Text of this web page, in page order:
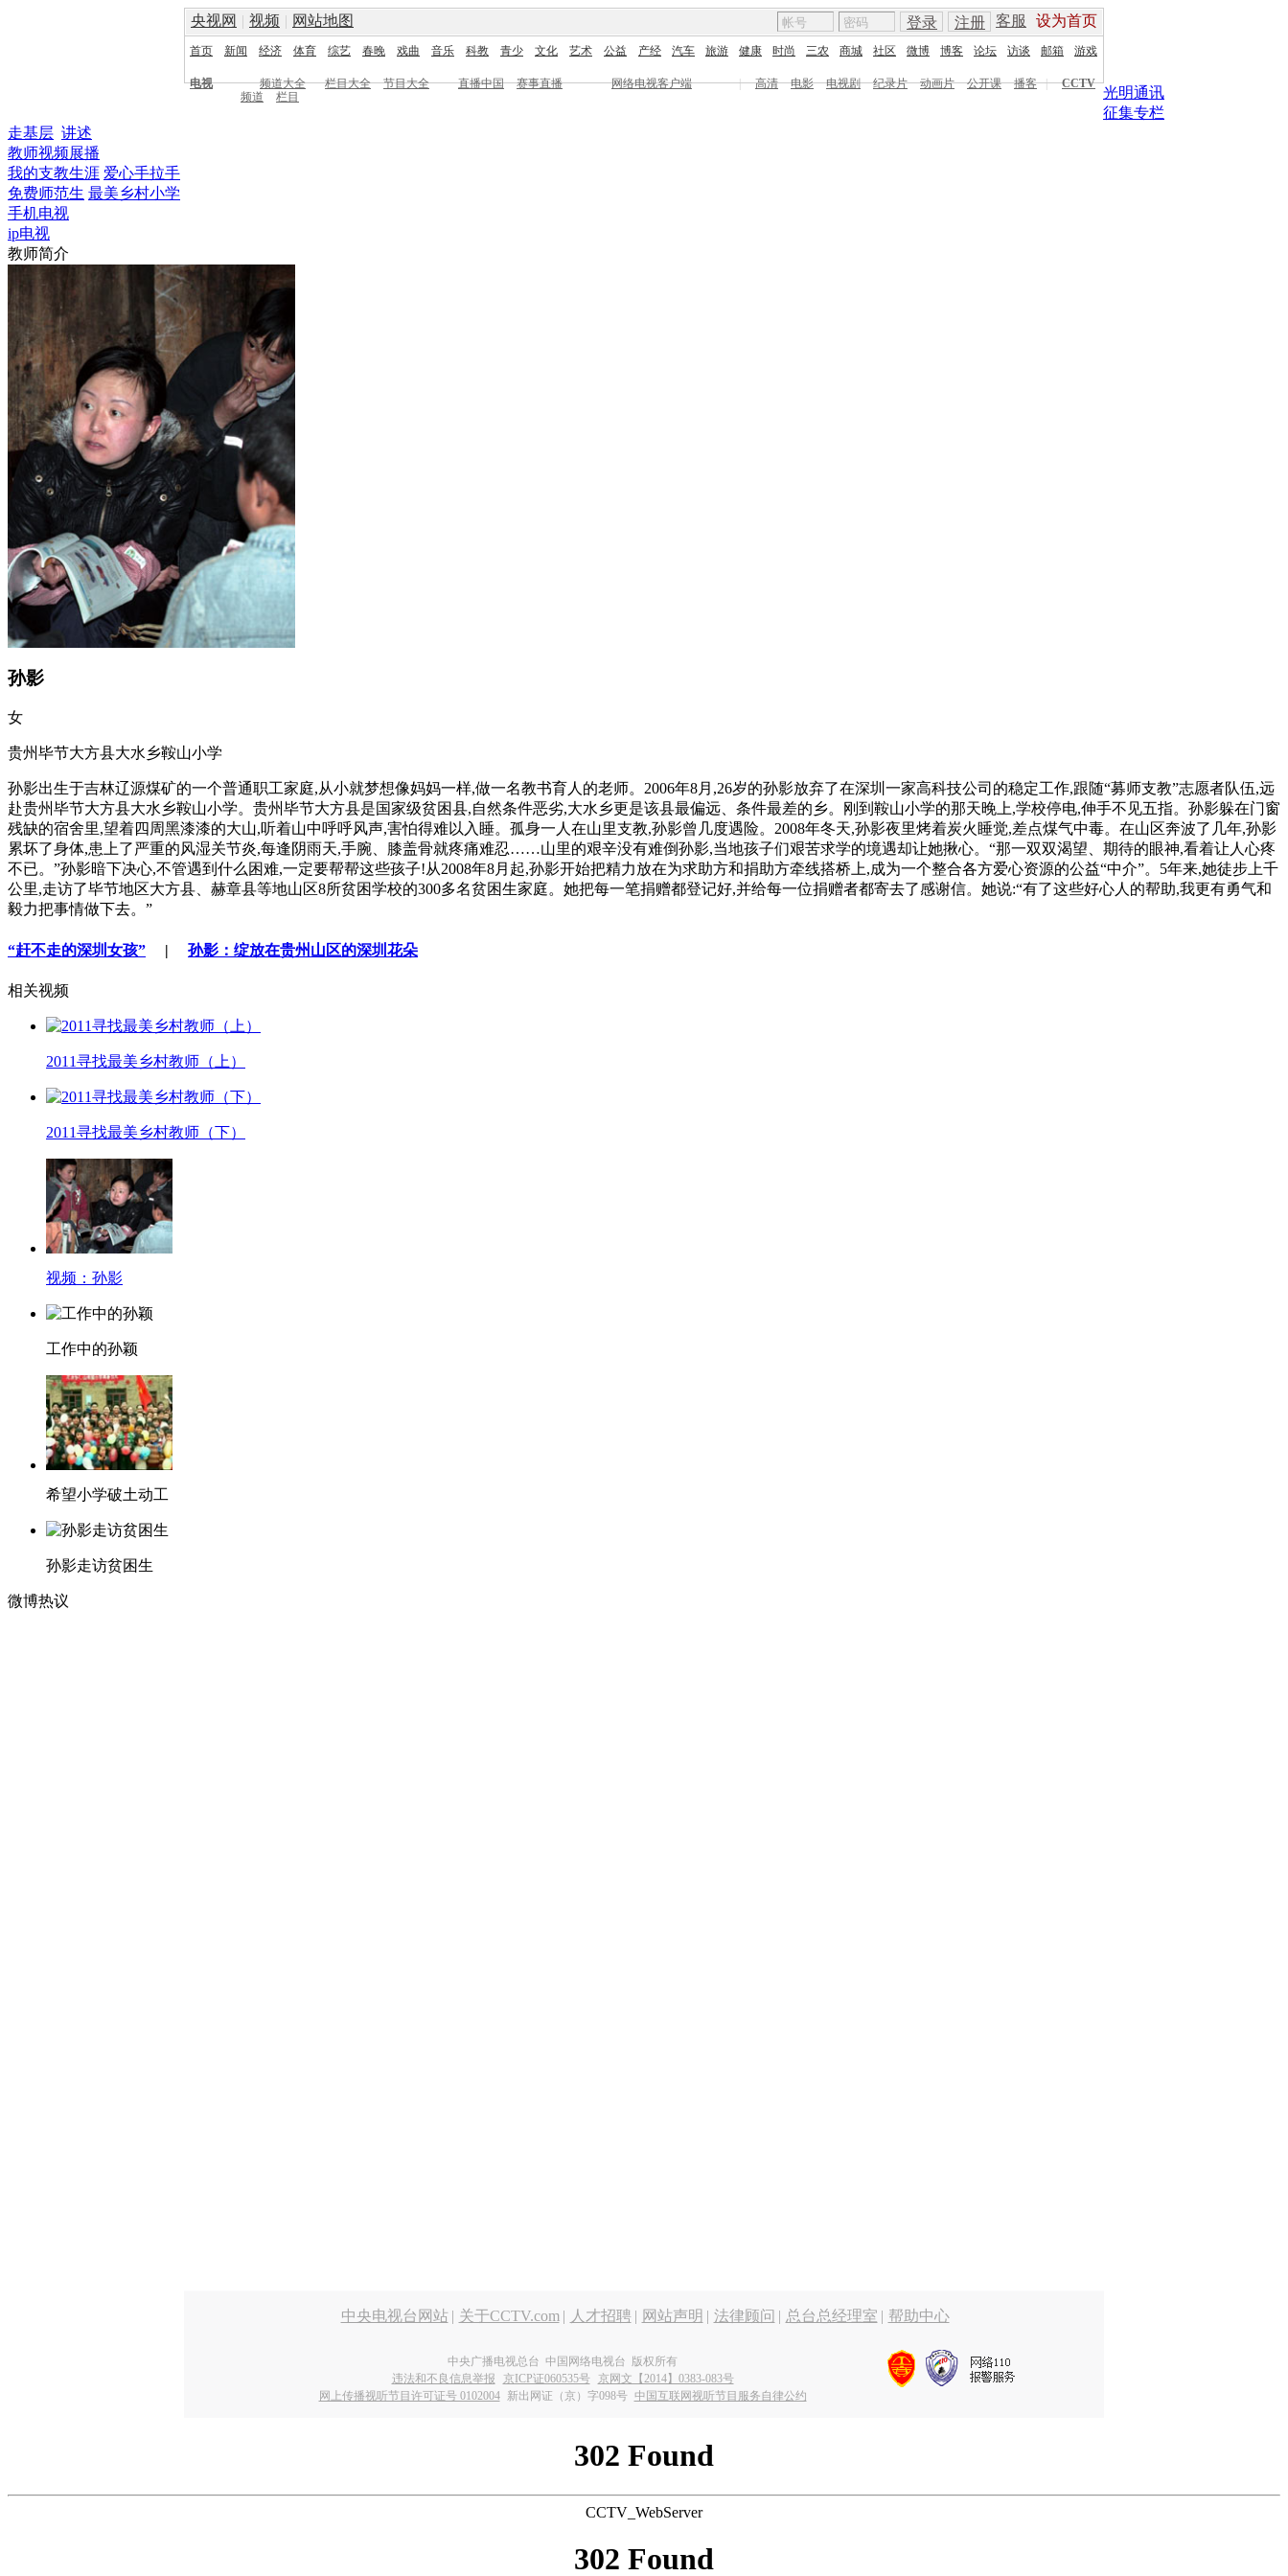
央视网 | 视频 | 网站地图 客服 设为首页
登录 注册
首页 新闻 经济 体育 综艺 春晚 戏曲 音乐 科教 青少 文化 艺术 公益 产经 汽车 旅游 健康 时尚 三农 商城 社区 微博 博客 论坛 访谈 邮箱 游戏
电视 频道大全 栏目大全 节目大全 直播中国 赛事直播 网络电视客户端 | 高清 电影 电视剧 纪录片 动画片 公开课 播客 |
CCTV
频道
栏目
光明通讯
征集专栏
走基层 讲述
教师视频展播
我的支教生涯 爱心手拉手
免费师范生 最美乡村小学
手机电视
ip电视
教师简介
孙影
女
贵州毕节大方县大水乡鞍山小学
孙影出生于吉林辽源煤矿的一个普通职工家庭,从小就梦想像妈妈一样,做一名教书育人的老师。2006年8月,26岁的孙影放弃了在深圳一家高科技公司的稳定工作,跟随“募师支教”志愿者队伍,远
赴贵州毕节大方县大水乡鞍山小学。贵州毕节大方县是国家级贫困县,自然条件恶劣,大水乡更是该县最偏远、条件最差的乡。刚到鞍山小学的那天晚上,学校停电,伸手不见五指。孙影躲在门窗
残缺的宿舍里,望着四周黑漆漆的大山,听着山中呼呼风声,害怕得难以入睡。孤身一人在山里支教,孙影曾几度遇险。2008年冬天,孙影夜里烤着炭火睡觉,差点煤气中毒。在山区奔波了几年,孙影
累坏了身体,患上了严重的风湿关节炎,每逢阴雨天,手腕、膝盖骨就疼痛难忍……山里的艰辛没有难倒孙影,当地孩子们艰苦求学的境遇却让她揪心。“那一双双渴望、期待的眼神,看着让人心疼
不已。”孙影暗下决心,不管遇到什么困难,一定要帮帮这些孩子!从2008年8月起,孙影开始把精力放在为求助方和捐助方牵线搭桥上,成为一个整合各方爱心资源的公益“中介”。5年来,她徒步上千
公里,走访了毕节地区大方县、赫章县等地山区8所贫困学校的300多名贫困生家庭。她把每一笔捐赠都登记好,并给每一位捐赠者都寄去了感谢信。她说:“有了这些好心人的帮助,我更有勇气和
毅力把事情做下去。”
“赶不走的深圳女孩” | 孙影：绽放在贵州山区的深圳花朵
相关视频
2011寻找最美乡村教师（上）
2011寻找最美乡村教师（下）
视频：孙影
工作中的孙颖
希望小学破土动工
孙影走访贫困生
微博热议
中央电视台网站 | 关于CCTV.com | 人才招聘 | 网站声明 | 法律顾问 | 总台总经理室 | 帮助中心
中央广播电视总台 中国网络电视台 版权所有
违法和不良信息举报
京ICP证060535号
京网文【2014】0383-083号
网上传播视听节目许可证号 0102004 新出网证（京）字098号 中国互联网视听节目服务自律公约
302 Found
CCTV_WebServer
302 Found